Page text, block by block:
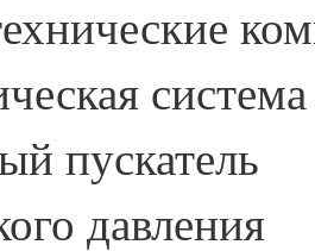
пускатель
давления